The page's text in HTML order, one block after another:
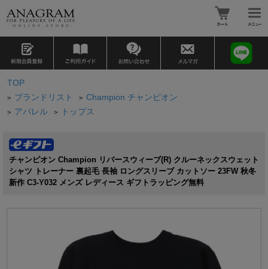
TOP
> ブランドリスト > Champion チャンピオン
> アパレル > トップス
チャンピオン Champion リバースウィーブ(R) クルーネックスウェット
シャツ トレーナー 裏起毛 長袖 ロングスリーブ カットソー 23FW 秋冬
新作 C3-Y032 メンズ レディース ギフトラッピング無料